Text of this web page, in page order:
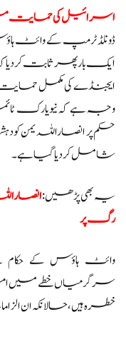
اسرائیل کی حمایت
ڈونلڈ ٹرمپ کے وائٹ
ایک بار پھر ثابت کر دیا
ایجنڈے کی مکمل حمایت
وجہ ہے کہ نیویارک
حکم پر انصاراللہ یمن
شامل کر دیا گیا ہے۔
یہ بھی پڑھیں:
رگ پر
وائٹ ہاؤس کے حکام
سرگرمیاں خطے میں
خطرہ ہیں، حالانکہ ان